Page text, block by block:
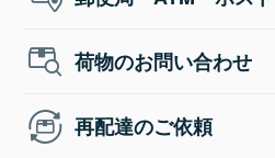
荷物のお問い合わせ
再配達のご依頼